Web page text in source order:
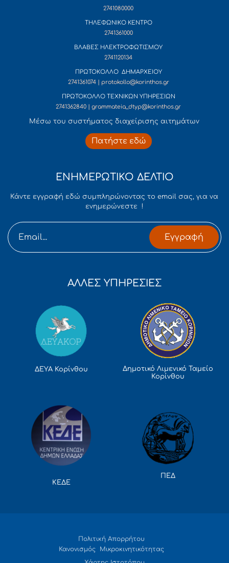
2741080000
ΤΗΛΕΦΩΝΙΚΟ ΚΕΝΤΡΟ
2741361000
ΒΛΑΒΕΣ ΗΛΕΚΤΡΟΦΩΤΙΣΜΟΥ
2741120134
ΠΡΩΤΟΚΟΛΛΟ ΔΗΜΑΡΧΕΙΟΥ
2741361074 | protokollo@korinthos.gr
ΠΡΩΤΟΚΟΛΛΟ ΤΕΧΝΙΚΩΝ ΥΠΗΡΕΣΙΩΝ
2741362840 | grammateia_dtyp@korinthos.gr
Mέσω του συστήματος διαχείρισης αιτημάτων
Πατήστε εδώ
ΕΝΗΜΕΡΩΤΙΚΟ ΔΕΛΤΙΟ
Κάντε εγγραφή εδώ συμπληρώνοντας το email σας, για να
ενημερώνεστε !
Εγγραφή
ΑΛΛΕΣ ΥΠΗΡΕΣΙΕΣ
ΔΕΥΑ Κορίνθου
Δημοτικό Λιμενικό Ταμείο
Κορίνθου
ΚΕΔΕ
ΠΕΔ
Πολιτική Απορρήτου
Κανονισμός Μικροκινητικότητας